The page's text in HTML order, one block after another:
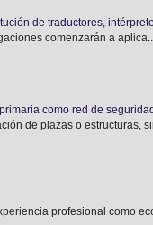
de traductores,
comenzarán a
como red de
de plazas o estructuras,
profesional como